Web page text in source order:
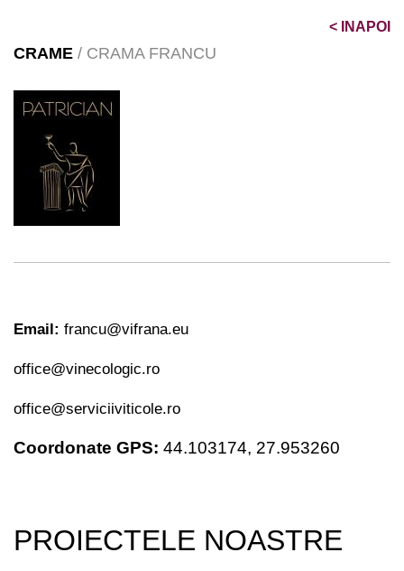
< INAPOI
CRAME / CRAMA FRANCU
Email: francu@vifrana.eu
office@vinecologic.ro
office@serviciiviticole.ro
Coordonate GPS: 44.103174, 27.953260
PROIECTELE NOASTRE